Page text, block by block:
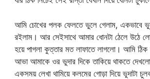
আমি চোখের পলক ফেলতে ভুলে গেলাম, একভাবে
রইলাম। আর সেইসাথে আমার ধোনটা ঠেলে উঠে
হয়ে পাগলা কুত্তার মত লাফাতে লাগলো। আমি ঠিক
আভা আমাকে ওর ভুদার দিকে তাকিয়ে থাকতে
একসময় লেখা থামিয়ে কলমের গোড়া দিয়ে ভুদাটা